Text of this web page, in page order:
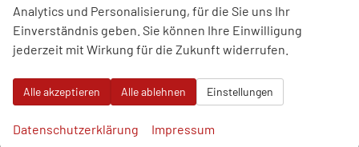
Audi connect Notruf & Service
MMI Radio plus mit MMI touch
Audi pre sense front
Audi virtuelles Cockpit
Bordliteratur auf Deutsch
Analytics und Personalisierung, für die Sie uns Ihr
Einverständnis geben. Sie können Ihre Einwilligung
jederzeit mit Wirkung für die Zukunft widerrufen.
Alle akzeptieren Alle ablehnen Einstellungen
Datenschutzerklärung Impressum